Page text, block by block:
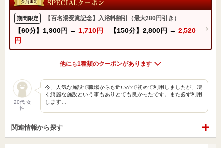
期間限定 【百名湯受賞記念】入浴料割引（最大280円引き）
【60分】 1,900円 → 1,710円 【150分】 2,800円 → 2,520
円
他にも1種類のクーポンがあります
20代 女
性
今、人気な施設で職場からも近いので初めて利用しましたが、凄
く綺麗な施設という事もありとても良かったです。また必ず利用
します…
関連情報から探す